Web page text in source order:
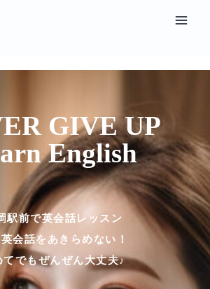
GIVE UP
English
駅前で英会話レッスン
会話をあきらめない！
てでもぜんぜん大丈夫♪